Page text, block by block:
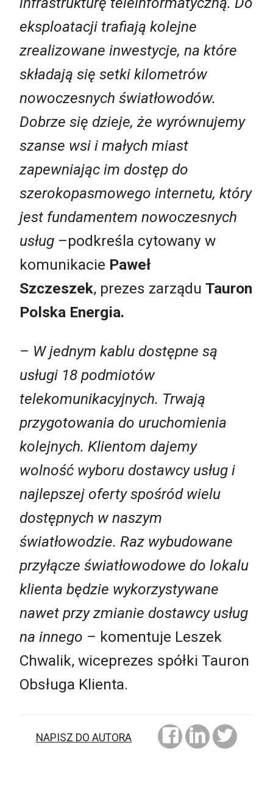
eksploatacji trafiają kolejne
zrealizowane inwestycje, na które
składają się setki kilometrów
nowoczesnych światłowodów.
Dobrze się dzieje, że wyrównujemy
szanse wsi i małych miast
zapewniając im dostęp do
szerokopasmowego internetu, który
jest fundamentem nowoczesnych
usług –podkreśla cytowany w
komunikacie Paweł
Szczeszek, prezes zarządu Tauron
Polska Energia.
– W jednym kablu dostępne są
usługi 18 podmiotów
telekomunikacyjnych. Trwają
przygotowania do uruchomienia
kolejnych. Klientom dajemy
wolność wyboru dostawcy usług i
najlepszej oferty spośród wielu
dostępnych w naszym
światłowodzie. Raz wybudowane
przyłącze światłowodowe do lokalu
klienta będzie wykorzystywane
nawet przy zmianie dostawcy usług
na innego – komentuje Leszek
Chwalik, wiceprezes spółki Tauron
Obsługa Klienta.
NAPISZ DO AUTORA